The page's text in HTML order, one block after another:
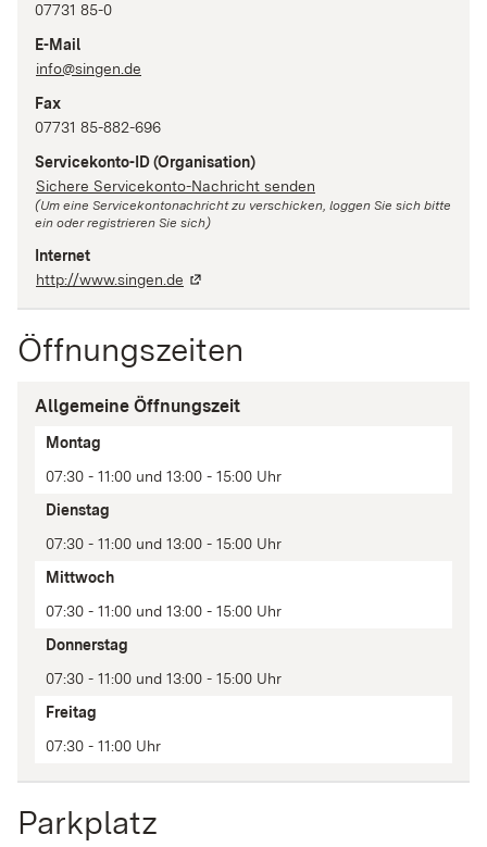
07731 85-0
E-Mail
info@singen.de
Fax
07731 85-882-696
Servicekonto-ID(Organisation)
Sichere Servicekonto-Nachricht senden
(Um eine Servicekontonachricht zu verschicken, loggen Sie sich bitte
ein oder registrieren Sie sich)
Internet
http://www.singen.de
Öffnungszeiten
Allgemeine Öffnungszeit
Tag
Zeit(en)
Anmerkung
Montag
07:30 - 11:00 und 13:00 - 15:00 Uhr
Dienstag
07:30 - 11:00 und 13:00 - 15:00 Uhr
Mittwoch
07:30 - 11:00 und 13:00 - 15:00 Uhr
Donnerstag
07:30 - 11:00 und 13:00 - 15:00 Uhr
Freitag
07:30 - 11:00 Uhr
Parkplatz